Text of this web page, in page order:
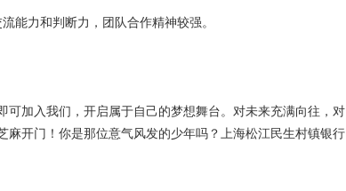
力和判断力，团队合作精神较强。
加入我们，开启属于自己的梦想舞台。对未来充满向往，对
麻开门！你是那位意气风发的少年吗？上海松江民生村镇银行